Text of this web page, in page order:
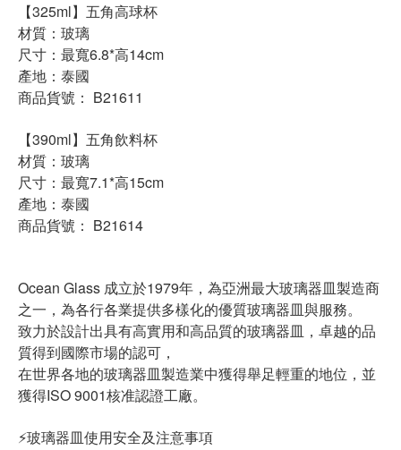
【325ml】五角高球杯
材質：玻璃
尺寸：最寬6.8*高14cm
產地：泰國
商品貨號： B21611
【390ml】五角飲料杯
材質：玻璃
尺寸：最寬7.1*高15cm
產地：泰國
商品貨號： B21614
Ocean Glass 成立於1979年，為亞洲最大玻璃器皿製造商
之一，為各行各業提供多樣化的優質玻璃器皿與服務。
致力於設計出具有高實用和高品質的玻璃器皿，卓越的品
質得到國際市場的認可，
在世界各地的玻璃器皿製造業中獲得舉足輕重的地位，並
獲得ISO 9001核准認證工廠。
⚡️玻璃器皿使用安全及注意事項